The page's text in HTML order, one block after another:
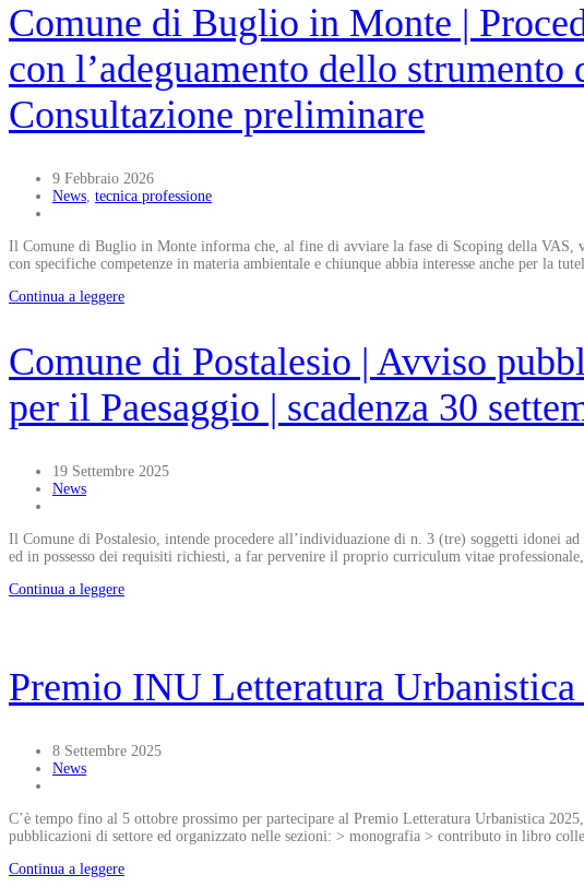
Comune di Buglio in Monte |
con l’adeguamento dello
Consultazione preliminare
9 Febbraio 2026
News, tecnica professione
Il Comune di Buglio in Monte informa che, al fine di avviare la fase di Scoping della
con specifiche competenze in materia ambientale e chiunque abbia interesse anche per la
Continua a leggere
Comune di Postalesio | Avviso
per il Paesaggio | scadenza 30
19 Settembre 2025
News
Il Comune di Postalesio, intende procedere all’individuazione di n. 3 (tre) soggetti idonei
ed in possesso dei requisiti richiesti, a far pervenire il proprio curriculum vitae
Continua a leggere
Premio INU Letteratura Urbanistica
8 Settembre 2025
News
C’è tempo fino al 5 ottobre prossimo per partecipare al Premio Letteratura Urbanistica
pubblicazioni di settore ed organizzato nelle sezioni: > monografia > contributo in libro
Continua a leggere